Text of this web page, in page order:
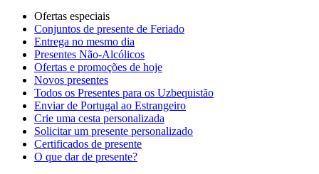
Ofertas especiais
Сonjuntos de presente de Feriado
Entrega no mesmo dia
Presentes Não-Alcólicos
Ofertas e promoções de hoje
Novos presentes
Todos os Presentes para os Uzbequistão
Enviar de Portugal ao Estrangeiro
Crie uma cesta personalizada
Solicitar um presente personalizado
Certificados de presente
O que dar de presente?